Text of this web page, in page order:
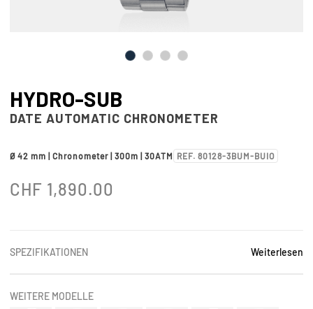
HYDRO-SUB
DATE AUTOMATIC CHRONOMETER
Ø 42 mm | Chronometer | 300m | 30ATM REF. 80128-3BUM-BUIO
CHF 1,890.00
SPEZIFIKATIONEN Weiterlesen
WEITERE MODELLE